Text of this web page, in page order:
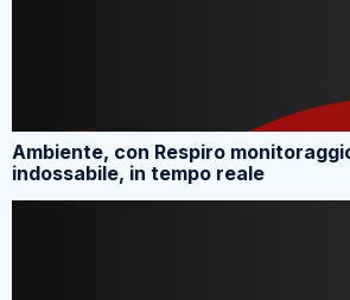
Ambiente, con Respiro
indossabile, in tempo reale